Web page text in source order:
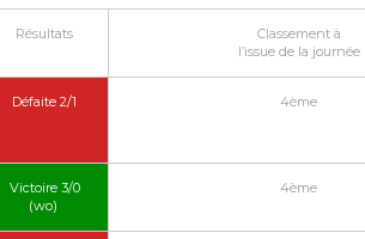
Résultats
Classement à
l’issue de la journée
Défaite 2/1 4ème
Victoire 3/0
(wo)
4ème